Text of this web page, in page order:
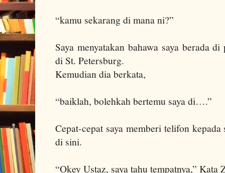
“kamu sekarang di mana ni?”
Saya menyatakan bahawa saya berada
di St. Petersburg.
Kemudian dia berkata,
“baiklah, bolehkah bertemu saya di….”
Cepat-cepat saya memberi telifon
di sini.
“Okey Ustaz, saya tahu tempatnya,” Kata